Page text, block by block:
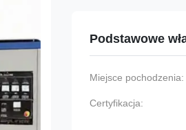
Podstawowe
Miejsce pochodzenia:
Certyfikacja: